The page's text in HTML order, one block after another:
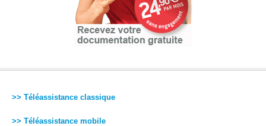
>> Téléassistance classique
>> Téléassistance mobile